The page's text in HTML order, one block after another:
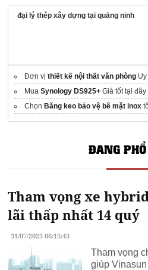
đại lý thép xây dựng tại quảng ninh
Đơn vịthiết kế nội thất văn phòng
MuaSynology DS925+ Giá tốt tại đây
Chọn Băng keo bảo vệ bề mặt inox
ĐANG
Tham vọng xe
lãi thấp nhất 14 quý
31/07/2025 06:15:43
Tham vọng
giúp